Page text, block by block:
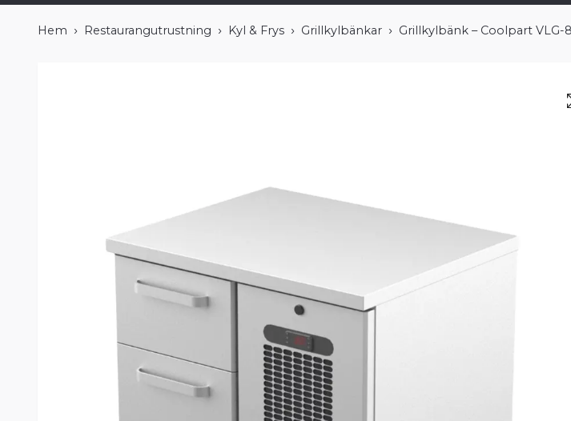
Hem Restaurangutrustning Kyl & Frys Grillkylbänkar Grillkylbänk – Coolpart VLG-